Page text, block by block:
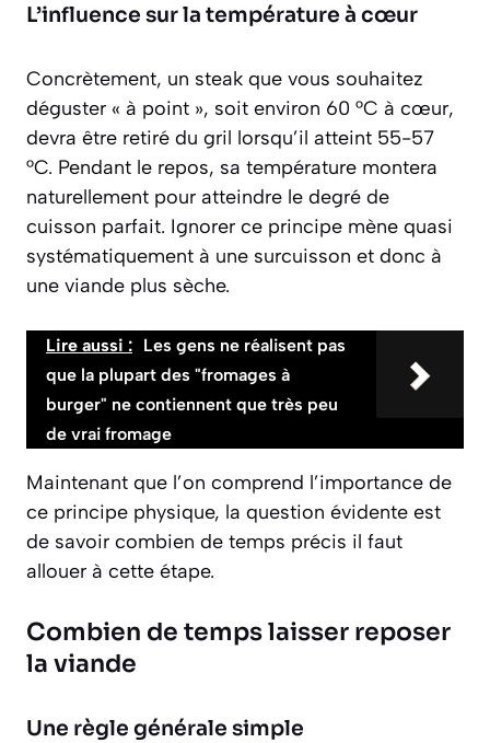
L’influence sur la température à cœur
Concrètement, un steak que vous souhaitez
déguster « à point », soit environ 60 °C à cœur,
devra être retiré du gril lorsqu’il atteint 55-57
°C. Pendant le repos, sa température montera
naturellement pour atteindre le degré de
cuisson parfait. Ignorer ce principe mène quasi
systématiquement à une surcuisson et donc à
une viande plus sèche.
Lire aussi : Les gens ne réalisent pas
que la plupart des "fromages à
burger" ne contiennent que très peu
de vrai fromage
Maintenant que l’on comprend l’importance de
ce principe physique, la question évidente est
de savoir combien de temps précis il faut
allouer à cette étape.
Combien de temps laisser reposer
la viande
Une règle générale simple